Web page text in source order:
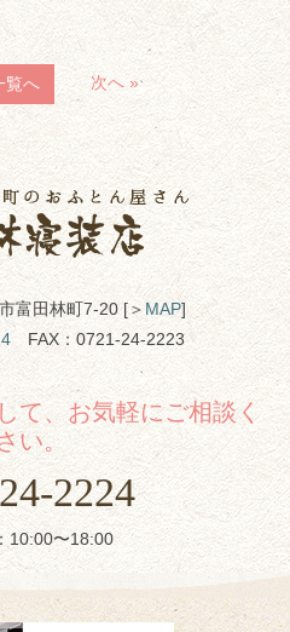
覧へ 次へ »
富田林町7-20 [＞ MAP]
FAX：0721-24-2223
て、お気軽にご相談く
い。
2224
10:00〜18:00